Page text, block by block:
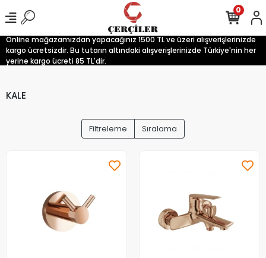
Online mağazamızdan yapacağınız 1500 TL ve üzeri alışverişlerinizde
kargo ücretsizdir. Bu tutarın altındaki alışverişlerinizde Türkiye'nin her
yerine kargo ücreti 85 TL'dir.
0
KALE
Filtreleme Sıralama